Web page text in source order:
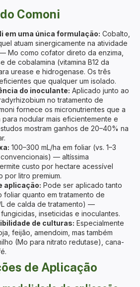
Comoni
em uma única formulação: Cobalto,
atuam sinergicamente na atividade
Mo como cofator direto da enzima,
de cobalamina (vitamina B12 da
urease e hidrogenase. Os três
que qualquer um isolado.
do inoculante: Aplicado junto ao
no tratamento de
fornece os micronutrientes que a
nodular mais eficientemente e
mostram ganhos de 20–40% na
100–300 mL/ha em foliar (vs. 1–3
— altíssima
custo por hectare acessível
por litro premium.
aplicação: Pode ser aplicado tanto
foliar quanto em tratamento de
L de calda de tratamento) —
inseticidas e inoculantes.
de culturas: Especialmente
feijão, amendoim, mas também
(Mo para nitrato redutase), cana-
de Aplicação